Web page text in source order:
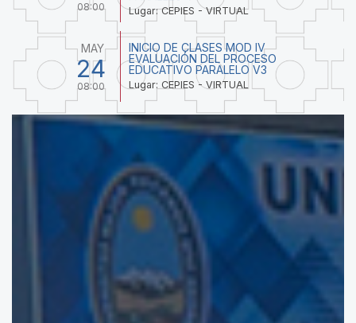
08:00 Lugar: CEPIES - VIRTUAL
MAY
24
08:00
INICIO DE CLASES MOD IV
EVALUACIÓN DEL PROCESO
EDUCATIVO PARALELO V3
Lugar: CEPIES - VIRTUAL